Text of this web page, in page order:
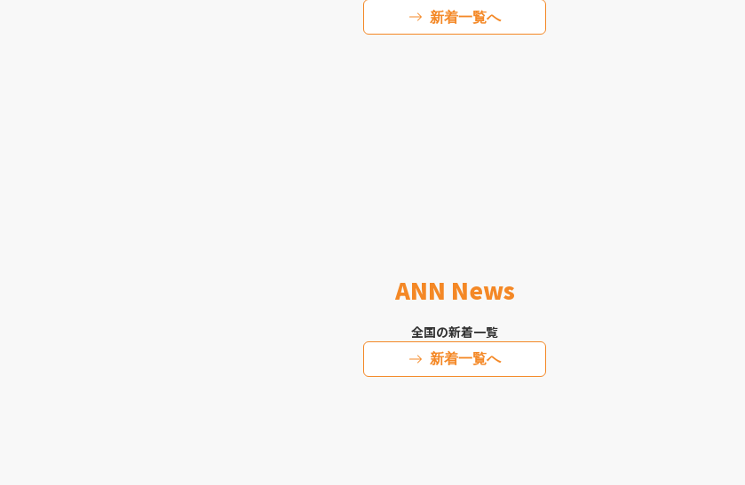
新着一覧へ
ANN News
全国の新着一覧
新着一覧へ